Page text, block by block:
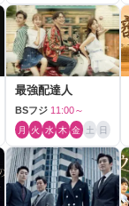
最強配達人
BSフジ 11:00～
月 火 水 木 金 土 日